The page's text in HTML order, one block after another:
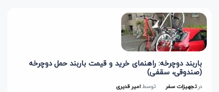
باربند دوچرخه: راهنمای خرید و قیمت باربند حمل دوچرخه
(صندوقی، سقفی)
درتجهیزات سفر توسطامیر قدیری